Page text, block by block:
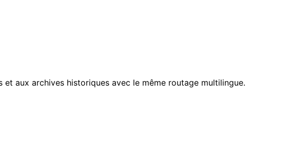
aux archives historiques avec le même routage multilingue.